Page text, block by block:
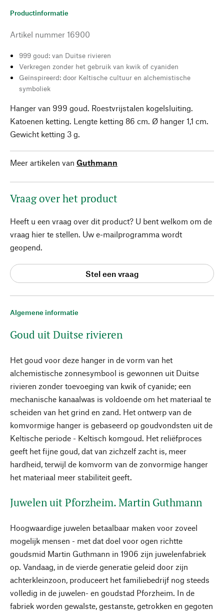
Algemene informatie
Goud uit Duitse rivieren
Het goud voor deze hanger in de vorm van het
alchemistische zonnesymbool is gewonnen uit Duitse
rivieren zonder toevoeging van kwik of cyanide; een
mechanische kanaalwas is voldoende om het materiaal te
scheiden van het grind en zand. Het ontwerp van de
komvormige hanger is gebaseerd op goudvondsten uit de
Keltische periode - Keltisch komgoud. Het reliëfproces
geeft het fijne goud, dat van zichzelf zacht is, meer
hardheid, terwijl de komvorm van de zonvormige hanger
het materiaal meer stabiliteit geeft.
Juwelen uit Pforzheim. Martin Guthmann
Hoogwaardige juwelen betaalbaar maken voor zoveel
mogelijk mensen - met dat doel voor ogen richtte
goudsmid Martin Guthmann in 1906 zijn juwelenfabriek
op. Vandaag, in de vierde generatie geleid door zijn
achterkleinzoon, produceert het familiebedrijf nog steeds
volledig in de juwelen- en goudstad Pforzheim. In de
fabriek worden gewalste, gestanste, getrokken en gegoten
Productinformatie
Artikel nummer 16900
999 goud: van Duitse rivieren
Verkregen zonder het gebruik van kwik of cyaniden
Geïnspireerd: door Keltische cultuur en alchemistische
symboliek
Hanger van 999 goud. Roestvrijstalen kogelsluiting.
Katoenen ketting. Lengte ketting 86 cm. Ø hanger 1,1 cm.
Gewicht ketting 3 g.
Meer artikelen van Guthmann
Vraag over het product
Heeft u een vraag over dit product? U bent welkom om de
vraag hier te stellen. Uw e-mailprogramma wordt
geopend.
Stel een vraag